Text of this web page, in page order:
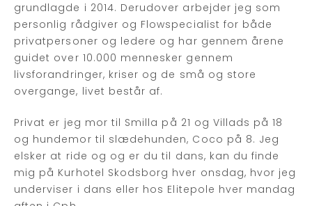
grundlagde i 2014. Derudover arbejder jeg som
personlig rådgiver og Flowspecialist for både
privatpersoner og ledere og har gennem årene
guidet over 10.000 mennesker gennem
livsforandringer, kriser og de små og store
overgange, livet består af.
Privat er jeg mor til Smilla på 21 og Villads på 18
og hundemor til slædehunden, Coco på 8. Jeg
elsker at ride og og er du til dans, kan du finde
mig på Kurhotel Skodsborg hver onsdag, hvor jeg
underviser i dans eller hos Elitepole hver mandag